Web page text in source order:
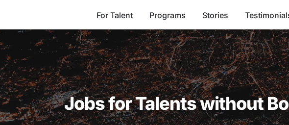
For Talent Programs Stories
Jobs for Talents without